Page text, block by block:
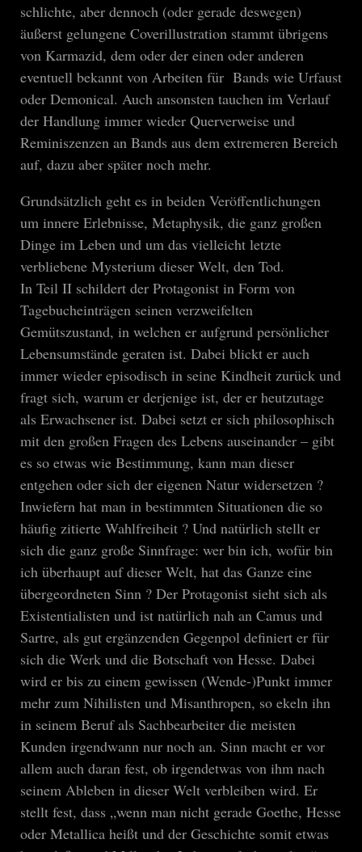
schlichte, aber dennoch (oder gerade deswegen)
äußerst gelungene Coverillustration stammt übrigens
von Karmazid, dem oder der einen oder anderen
eventuell bekannt von Arbeiten für Bands wie Urfaust
oder Demonical. Auch ansonsten tauchen im Verlauf
der Handlung immer wieder Querverweise und
Reminiszenzen an Bands aus dem extremeren Bereich
auf, dazu aber später noch mehr.
Grundsätzlich geht es in beiden Veröffentlichungen
um innere Erlebnisse, Metaphysik, die ganz großen
Dinge im Leben und um das vielleicht letzte
verbliebene Mysterium dieser Welt, den Tod.
In Teil II schildert der Protagonist in Form von
Tagebucheinträgen seinen verzweifelten
Gemütszustand, in welchen er aufgrund persönlicher
Lebensumstände geraten ist. Dabei blickt er auch
immer wieder episodisch in seine Kindheit zurück und
fragt sich, warum er derjenige ist, der er heutzutage
als Erwachsener ist. Dabei setzt er sich philosophisch
mit den großen Fragen des Lebens auseinander – gibt
es so etwas wie Bestimmung, kann man dieser
entgehen oder sich der eigenen Natur widersetzen ?
Inwiefern hat man in bestimmten Situationen die so
häufig zitierte Wahlfreiheit ? Und natürlich stellt er
sich die ganz große Sinnfrage: wer bin ich, wofür bin
ich überhaupt auf dieser Welt, hat das Ganze eine
übergeordneten Sinn ? Der Protagonist sieht sich als
Existentialisten und ist natürlich nah an Camus und
Sartre, als gut ergänzenden Gegenpol definiert er für
sich die Werk und die Botschaft von Hesse. Dabei
wird er bis zu einem gewissen (Wende-)Punkt immer
mehr zum Nihilisten und Misanthropen, so ekeln ihn
in seinem Beruf als Sachbearbeiter die meisten
Kunden irgendwann nur noch an. Sinn macht er vor
allem auch daran fest, ob irgendetwas von ihm nach
seinem Ableben in dieser Welt verbleiben wird. Er
stellt fest, dass „wenn man nicht gerade Goethe, Hesse
oder Metallica heißt und der Geschichte somit etwas